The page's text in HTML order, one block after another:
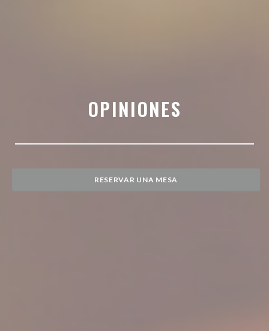
OPINIONES
RESERVAR UNA MESA